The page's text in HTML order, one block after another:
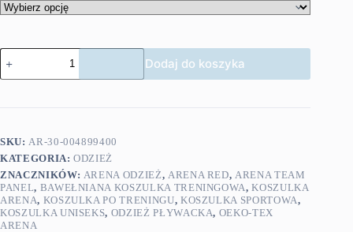
ilość
Arena
T-
Dodaj do koszyka
SKU: AR-30-004899400
KATEGORIA:ODZIEŻ
ZNACZNIKÓW: ARENA ODZIEŻ, ARENA RED, ARENA TEAM
PANEL, BAWEŁNIANA KOSZULKA TRENINGOWA,KOSZULKA
ARENA, KOSZULKA PO TRENINGU, KOSZULKA SPORTOWA,
KOSZULKA UNISEKS, ODZIEŻ PŁYWACKA, OEKO-TEX
ARENA